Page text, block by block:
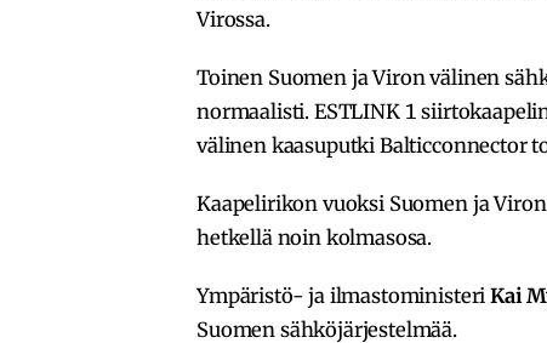
Virossa.
Toinen Suomen ja Viron välinen
normaalisti. ESTLINK 1
välinen kaasuputki Balticconnector
Kaapelirikon vuoksi Suomen ja
hetkellä noin kolmasosa.
Ympäristö- ja ilmastoministeriKai
Suomen sähköjärjestelmää.